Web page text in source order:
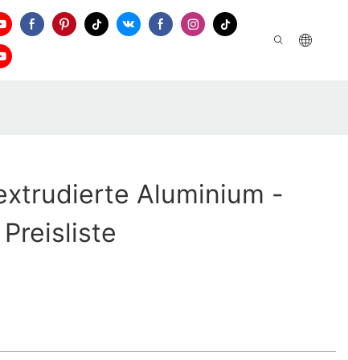
Kontaktieren Sie Uns
Aluminium -